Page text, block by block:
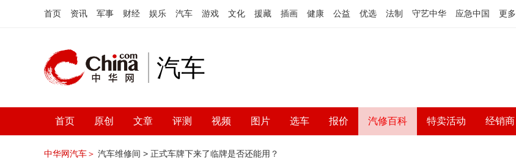
首页 资讯 军事 财经 娱乐 汽车 游戏 文化 援藏 插画 健康 公益 优选 法制 守艺中华 应急中国 更多
汽车
首页 原创 文章 评测 视频 图片 选车 报价 汽修百科 特卖活动 经销商
中华网汽车＞ 汽车维修间 > 正式车牌下来了临牌是否还能用？